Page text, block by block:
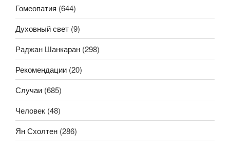
Гомеопатия (644)
Духовный свет (9)
Раджан Шанкаран (298)
Рекомендации (20)
Случаи (685)
Человек (48)
Ян Схолтен (286)